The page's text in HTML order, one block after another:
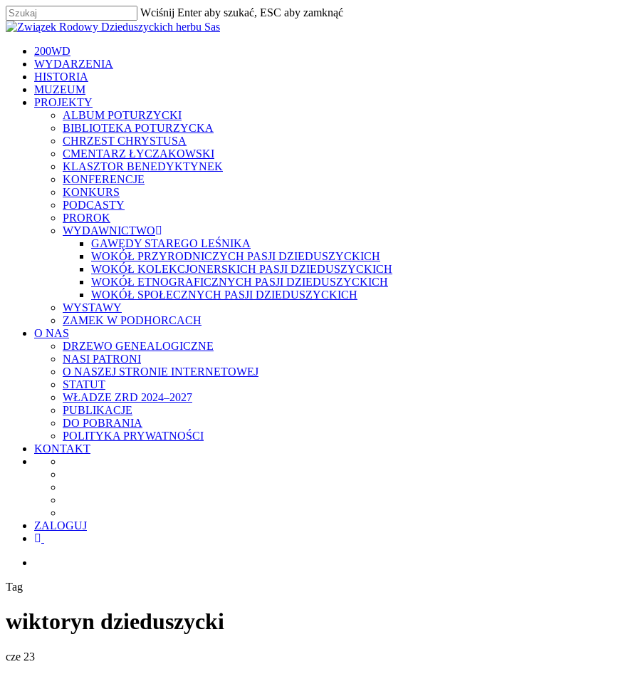
Skip
to
content
Wciśnij Enter aby szukać, ESC aby zamknąć
Zamknij
szukaj
Menu
200WD
WYDARZENIA
HISTORIA
MUZEUM
PROJEKTY
ALBUM POTURZYCKI
BIBLIOTEKA POTURZYCKA
CHRZEST CHRYSTUSA
CMENTARZ ŁYCZAKOWSKI
KLASZTOR BENEDYKTYNEK
KONFERENCJE
KONKURS
PODCASTY
PROROK
WYDAWNICTWO
GAWĘDY STAREGO LEŚNIKA
WOKÓŁ PRZYRODNICZYCH PASJI DZIEDUSZYCKICH
WOKÓŁ KOLEKCJONERSKICH PASJI DZIEDUSZYCKICH
WOKÓŁ ETNOGRAFICZNYCH PASJI DZIEDUSZYCKICH
WOKÓŁ SPOŁECZNYCH PASJI DZIEDUSZYCKICH
WYSTAWY
ZAMEK W PODHORCACH
O NAS
DRZEWO GENEALOGICZNE
NASI PATRONI
O NASZEJ STRONIE INTERNETOWEJ
STATUT
WŁADZE ZRD 2024–2027
PUBLIKACJE
DO POBRANIA
POLITYKA PRYWATNOŚCI
KONTAKT
ZALOGUJ
facebook
Tag
wiktoryn dzieduszycki
cze 23